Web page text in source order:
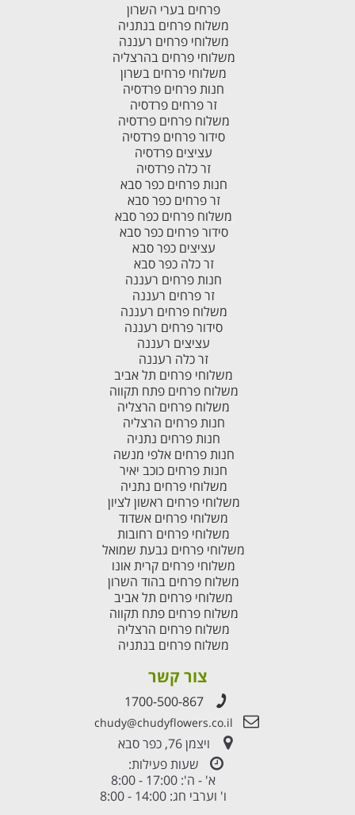
פרחים בערי השרון
משלוח פרחים בנתניה
משלוחי פרחים רעננה
משלוחי פרחים בהרצליה
משלוחי פרחים בשרון
חנות פרחים פרדסיה
זר פרחים פרדסיה
משלוח פרחים פרדסיה
סידור פרחים פרדסיה
עציצים פרדסיה
זר כלה פרדסיה
חנות פרחים כפר סבא
זר פרחים כפר סבא
משלוח פרחים כפר סבא
סידור פרחים כפר סבא
עציצים כפר סבא
זר כלה כפר סבא
חנות פרחים רעננה
זר פרחים רעננה
משלוח פרחים רעננה
סידור פרחים רעננה
עציצים רעננה
זר כלה רעננה
משלוחי פרחים תל אביב
משלוח פרחים פתח תקווה
משלוח פרחים הרצליה
חנות פרחים הרצליה
חנות פרחים נתניה
חנות פרחים אלפי מנשה
חנות פרחים כוכב יאיר
משלוחי פרחים נתניה
משלוחי פרחים ראשון לציון
משלוחי פרחים אשדוד
משלוחי פרחים רחובות
משלוחי פרחים גבעת שמואל
משלוחי פרחים קרית אונו
משלוח פרחים בהוד השרון
משלוחי פרחים תל אביב
משלוח פרחים פתח תקווה
משלוח פרחים הרצליה
משלוח פרחים בנתניה
צור קשר
1700-500-867
chudy@chudyflowers.co.il
ויצמן 76, כפר סבא
שעות פעילות:
א' - ה': 17:00 - 8:00
ו' וערבי חג: 14:00 - 8:00